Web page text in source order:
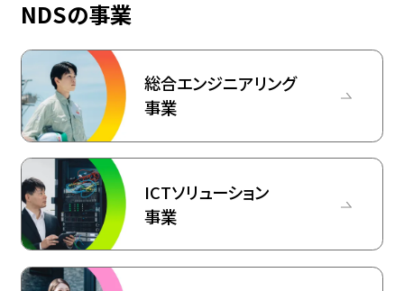
NDSの事業
総合エンジニアリング
事業
ICTソリューション
事業